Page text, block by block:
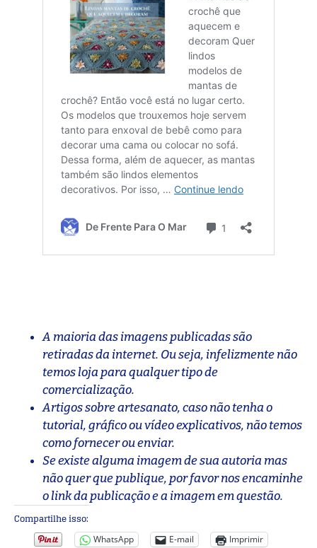
A maioria das imagens publicadas são
retiradas da internet. Ou seja, infelizmente não
temos loja para qualquer tipo de
comercialização.
Artigos sobre artesanato, caso não tenha o
tutorial, gráfico ou vídeo explicativos, não temos
como fornecer ou enviar.
Se existe alguma imagem de sua autoria mas
não quer que publique, por favor nos encaminhe
o link da publicação e a imagem em questão.
Compartilhe isso:
WhatsApp E-mail Imprimir